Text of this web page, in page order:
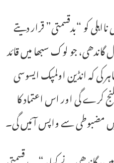
کو “بدقسمتی” قرار دیتے
جو لوک سبھا میں قائد
کہ انڈین اولمپک ایسوسی
کرے گی اور اس اعتماد کا
مضبوطی سے واپس آئیں گی۔